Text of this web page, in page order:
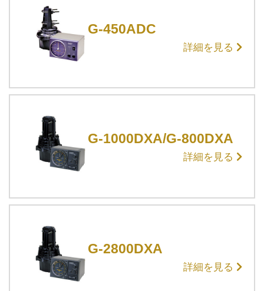
G-450ADC
詳細を見る
G-1000DXA/G-800DXA
詳細を見る
G-2800DXA
詳細を見る